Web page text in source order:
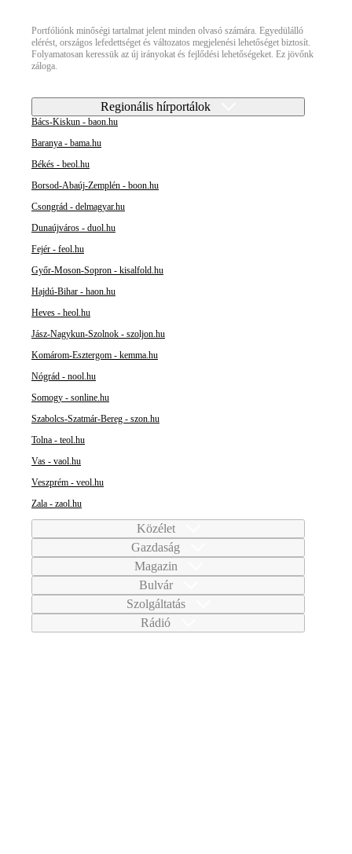
Portfóliónk minőségi tartalmat jelent minden olvasó számára. Egyedülálló
elérést, országos lefedettséget és változatos megjelenési lehetőséget biztosít.
Folyamatosan keressük az új irányokat és fejlődési lehetőségeket. Ez jövőnk
záloga.
Regionális hírportálok
Bács-Kiskun - baon.hu
Baranya - bama.hu
Békés - beol.hu
Borsod-Abaúj-Zemplén - boon.hu
Csongrád - delmagyar.hu
Dunaújváros - duol.hu
Fejér - feol.hu
Győr-Moson-Sopron - kisalfold.hu
Hajdú-Bihar - haon.hu
Heves - heol.hu
Jász-Nagykun-Szolnok - szoljon.hu
Komárom-Esztergom - kemma.hu
Nógrád - nool.hu
Somogy - sonline.hu
Szabolcs-Szatmár-Bereg - szon.hu
Tolna - teol.hu
Vas - vaol.hu
Veszprém - veol.hu
Zala - zaol.hu
Közélet
Gazdaság
Magazin
Bulvár
Szolgáltatás
Rádió